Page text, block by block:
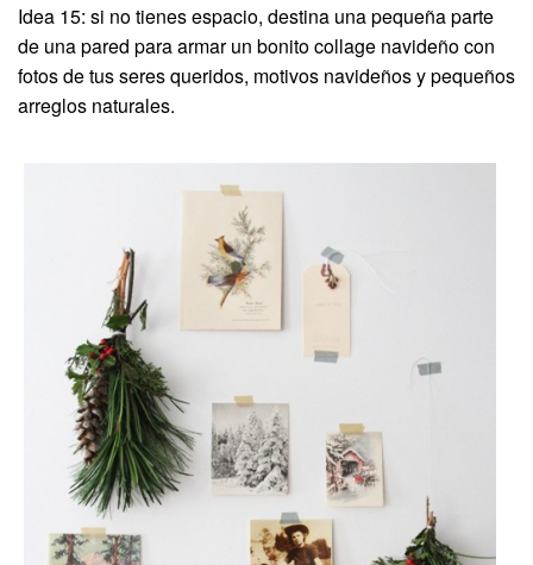
Idea 15: si no tienes espacio, destina una pequeña parte
de una pared para armar un bonito collage navideño con
fotos de tus seres queridos, motivos navideños y pequeños
arreglos naturales.